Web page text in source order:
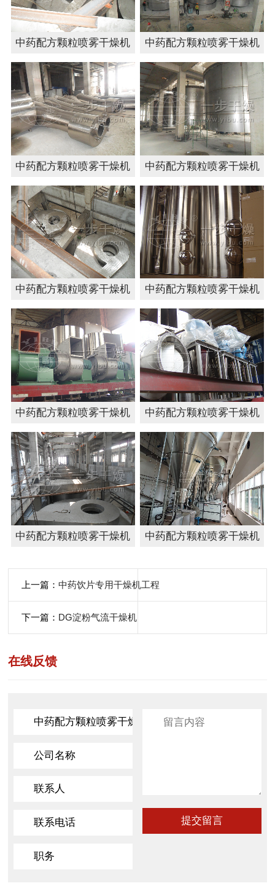
中药配方颗粒喷雾干燥机 中药配方颗粒喷雾干燥机
中药配方颗粒喷雾干燥机 中药配方颗粒喷雾干燥机
中药配方颗粒喷雾干燥机 中药配方颗粒喷雾干燥机
中药配方颗粒喷雾干燥机 中药配方颗粒喷雾干燥机
中药配方颗粒喷雾干燥机 中药配方颗粒喷雾干燥机
上一篇：中药饮片专用干燥机工程
下一篇： DG淀粉气流干燥机
在线反馈